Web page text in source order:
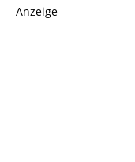
Anzeige